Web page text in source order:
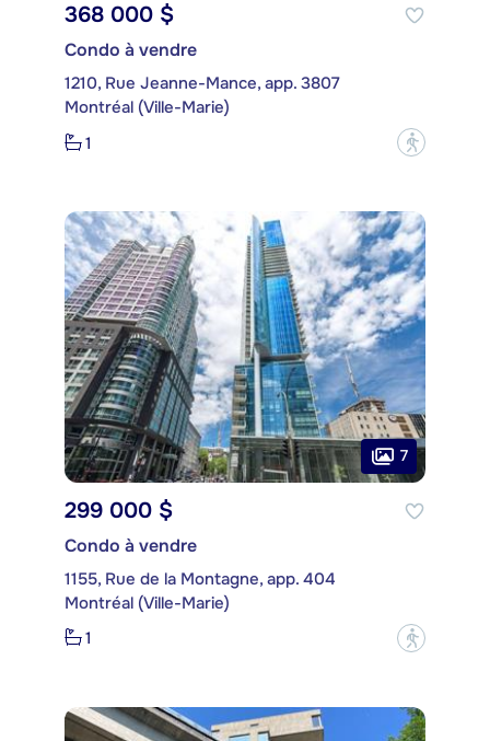
368 000 $
Condo à vendre
1210, Rue Jeanne-Mance, app. 3807
Montréal (Ville-Marie)
1
?
7
299 000 $
Condo à vendre
1155, Rue de la Montagne, app. 404
Montréal (Ville-Marie)
1
?